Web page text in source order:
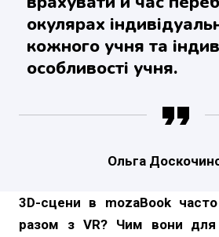
окулярах
кожного учня та
особливості учня.
Ольга
3D-сцени в mozaBook
разом з VR? Чим вони для